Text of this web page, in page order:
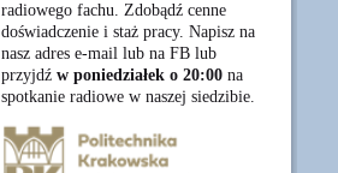
radiowego fachu. Zdobądź cenne
doświadczenie i staż pracy. Napisz na
nasz adres e-mail lub na FB lub
przyjdź w poniedziałek o 20:00na
spotkanie radiowe w naszej siedzibie.